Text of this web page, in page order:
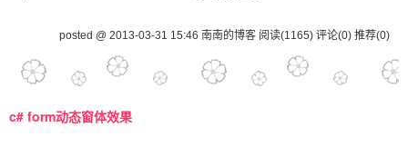
posted @ 2013-03-31 15:46 南南的博客 阅读(1165) 评论(0) 推荐(0)
c# form动态窗体效果